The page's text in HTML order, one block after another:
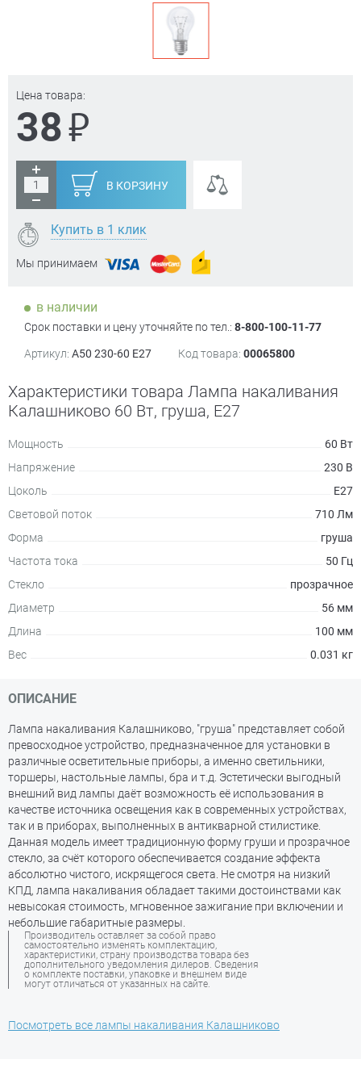
Цена товара:
38₽
В КОРЗИНУ
Купить в 1 клик
Мы принимаем
в наличии
Срок поставки и цену уточняйте по тел.: 8-800-100-11-77
Артикул: А50 230-60 Е27 Код товара: 00065800
Характеристики товара Лампа накаливания
Калашниково 60 Вт, груша, Е27
Мощность
60 Вт
Напряжение
230 В
Цоколь
Е27
Световой поток
710 Лм
Форма
груша
Частота тока
50 Гц
Стекло
прозрачное
Диаметр
56 мм
Длина
100 мм
Вес
0.031 кг
ОПИСАНИЕ
Лампа накаливания Калашниково, "груша" представляет собой
превосходное устройство, предназначенное для установки в
различные осветительные приборы, а именно светильники,
торшеры, настольные лампы, бра и т.д. Эстетически выгодный
внешний вид лампы даёт возможность её использования в
качестве источника освещения как в современных устройствах,
так и в приборах, выполненных в антикварной стилистике.
Данная модель имеет традиционную форму груши и прозрачное
стекло, за счёт которого обеспечивается создание эффекта
абсолютно чистого, искрящегося света. Не смотря на низкий
КПД, лампа накаливания обладает такими достоинствами как
невысокая стоимость, мгновенное зажигание при включении и
небольшие габаритные размеры.
Производитель оставляет за собой право
самостоятельно изменять комплектацию,
характеристики, страну производства товара без
дополнительного уведомления дилеров. Сведения
о комплекте поставки, упаковке и внешнем виде
могут отличаться от указанных на сайте.
Посмотреть все лампы накаливания Калашниково